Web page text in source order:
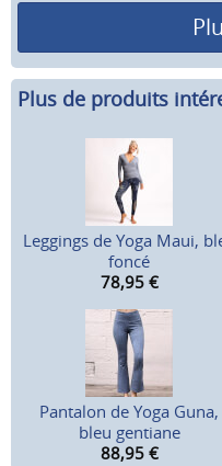
Plus de produits
Leggings de Yoga Maui,
foncé
78,95 €
Pantalon de Yoga Guna,
bleu gentiane
88,95 €